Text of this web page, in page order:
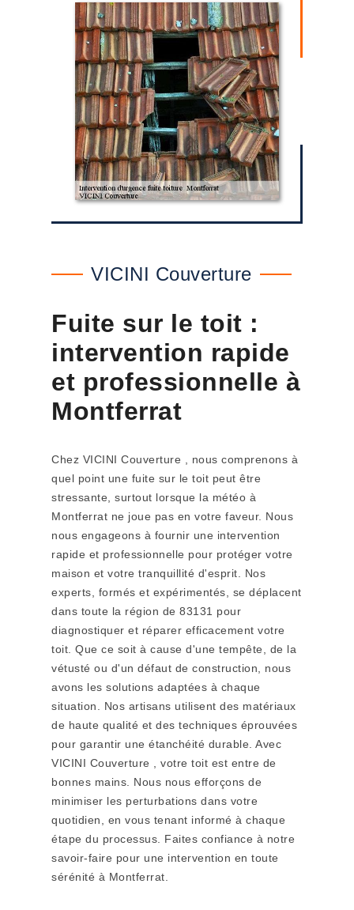
VICINI Couverture
Fuite sur le toit :
intervention rapide
et professionnelle à
Montferrat
Chez VICINI Couverture , nous comprenons à
quel point une fuite sur le toit peut être
stressante, surtout lorsque la météo à
Montferrat ne joue pas en votre faveur. Nous
nous engageons à fournir une intervention
rapide et professionnelle pour protéger votre
maison et votre tranquillité d'esprit. Nos
experts, formés et expérimentés, se déplacent
dans toute la région de 83131 pour
diagnostiquer et réparer efficacement votre
toit. Que ce soit à cause d'une tempête, de la
vétusté ou d'un défaut de construction, nous
avons les solutions adaptées à chaque
situation. Nos artisans utilisent des matériaux
de haute qualité et des techniques éprouvées
pour garantir une étanchéité durable. Avec
VICINI Couverture , votre toit est entre de
bonnes mains. Nous nous efforçons de
minimiser les perturbations dans votre
quotidien, en vous tenant informé à chaque
étape du processus. Faites confiance à notre
savoir-faire pour une intervention en toute
sérénité à Montferrat.